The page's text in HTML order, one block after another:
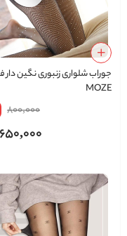
جوراب شلواری زنبوری نگین دار
MOZE
800,000
650,000